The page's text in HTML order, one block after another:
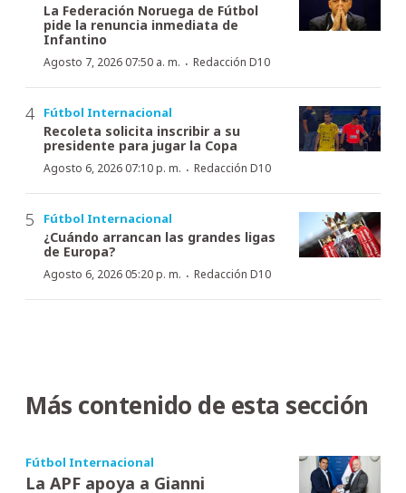
La Federación Noruega de Fútbol
pide la renuncia inmediata de
Infantino
Agosto 7, 2026 07:50 a. m. · Redacción D10
Fútbol Internacional
Recoleta solicita inscribir a su
presidente para jugar la Copa
Agosto 6, 2026 07:10 p. m. · Redacción D10
Fútbol Internacional
¿Cuándo arrancan las grandes ligas
de Europa?
Agosto 6, 2026 05:20 p. m. · Redacción D10
Más contenido de esta sección
Fútbol Internacional
La APF apoya a Gianni